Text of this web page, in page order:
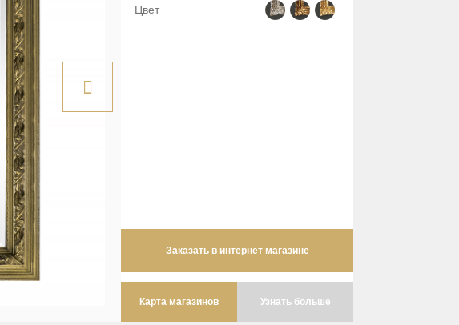
Цвет
Заказать в интернет магазине
Карта магазинов Узнать больше